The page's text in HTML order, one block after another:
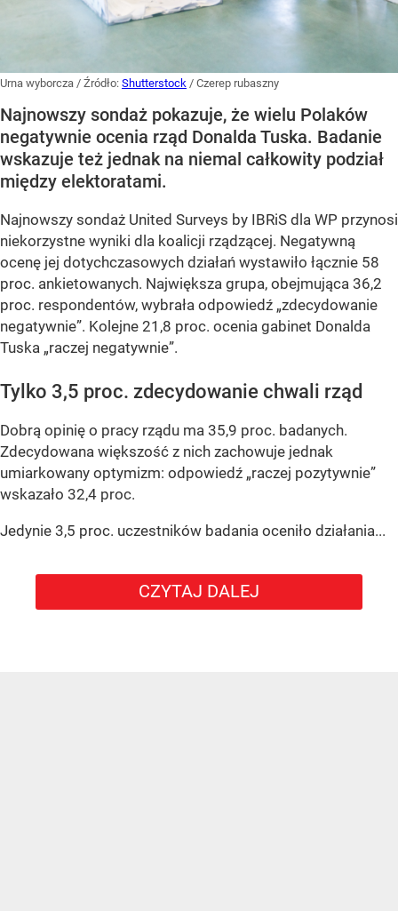
Urna wyborcza / Źródło: Shutterstock / Czerep rubaszny
Najnowszy sondaż pokazuje, że wielu Polaków
negatywnie ocenia rząd Donalda Tuska. Badanie
wskazuje też jednak na niemal całkowity podział
między elektoratami.
Najnowszy sondaż United Surveys by IBRiS dla WP przynosi
niekorzystne wyniki dla koalicji rządzącej. Negatywną
ocenę jej dotychczasowych działań wystawiło łącznie 58
proc. ankietowanych. Największa grupa, obejmująca 36,2
proc. respondentów, wybrała odpowiedź „zdecydowanie
negatywnie”. Kolejne 21,8 proc. ocenia gabinet Donalda
Tuska „raczej negatywnie”.
Tylko 3,5 proc. zdecydowanie chwali rząd
Dobrą opinię o pracy rządu ma 35,9 proc. badanych.
Zdecydowana większość z nich zachowuje jednak
umiarkowany optymizm: odpowiedź „raczej pozytywnie”
wskazało 32,4 proc.
Jedynie 3,5 proc. uczestników badania oceniło działania...
CZYTAJ DALEJ